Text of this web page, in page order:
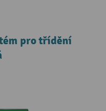
pro třídění